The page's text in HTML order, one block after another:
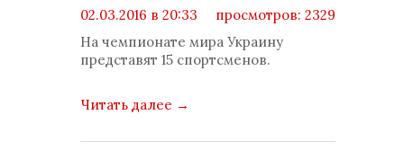
02.03.2016 в 20:33
просмотров: 2329
На чемпионате мира Украину
представят 15 спортсменов.
Читать далее →